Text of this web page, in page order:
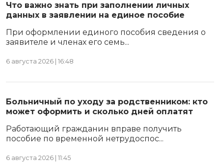
Что важно знать при заполнении личных
данных в заявлении на единое пособие
При оформлении единого пособия сведения о
заявителе и членах его семь...
6 августа 2026 | 16:48
Больничный по уходу за родственником: кто
может оформить и сколько дней оплатят
Работающий гражданин вправе получить
пособие по временной нетрудоспос...
6 августа 2026 | 11:45